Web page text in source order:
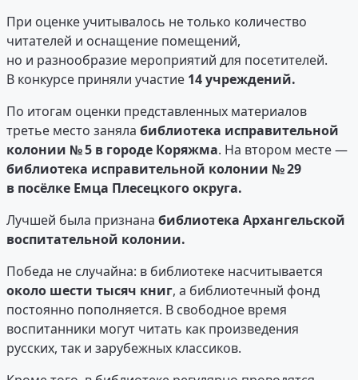
При оценке учитывалось не только количество
читателей и оснащение помещений,
но и разнообразие мероприятий для посетителей.
В конкурсе приняли участие 14 учреждений.
По итогам оценки представленных материалов
третье место заняла библиотека исправительной
колонии № 5 в городе Коряжма. На втором месте —
библиотека исправительной колонии № 29
в посёлке Емца Плесецкого округа.
Лучшей была признана библиотека Архангельской
воспитательной колонии.
Победа не случайна: в библиотеке насчитывается
около шести тысяч книг, а библиотечный фонд
постоянно пополняется. В свободное время
воспитанники могут читать как произведения
русских, так и зарубежных классиков.